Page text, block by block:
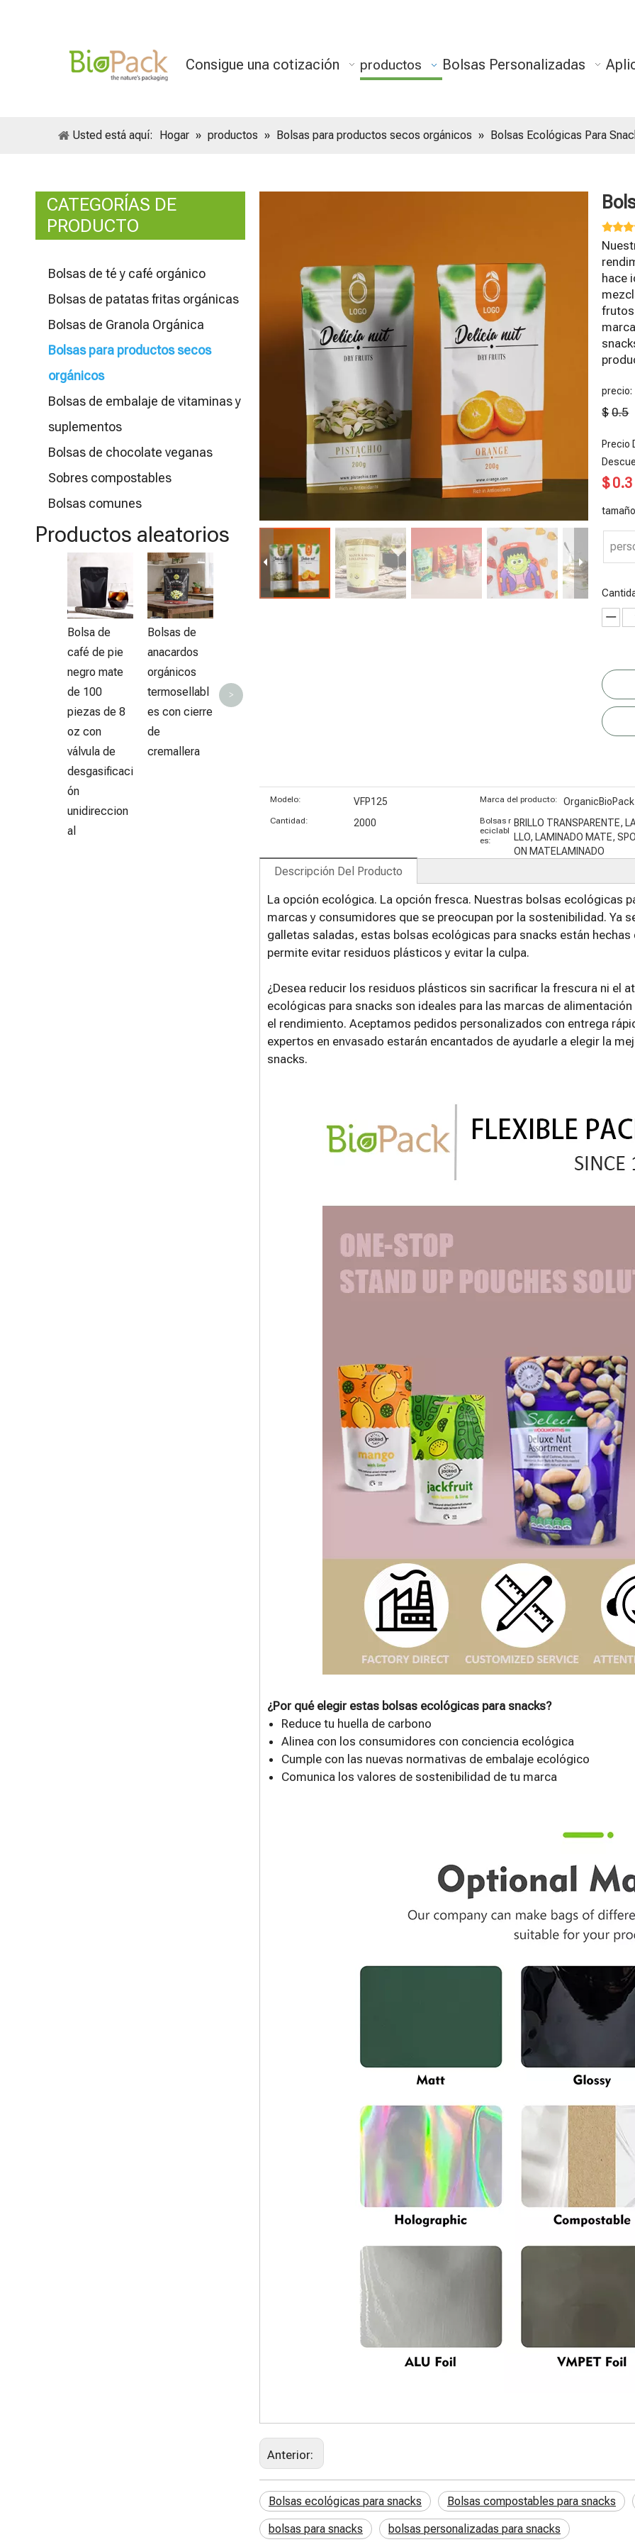
Consigue una cotización productos Bolsas Personalizadas
Usted está aquí: Hogar » productos » Bolsas para productos secos orgánicos » Bolsas Ecológicas Para
CATEGORÍAS DE
PRODUCTO
Bolsas de té y café orgánico
Bolsas de patatas fritas orgánicas
Bolsas de Granola Orgánica
Bolsas para productos secos
orgánicos
Bolsas de embalaje de vitaminas y
suplementos
Bolsas de chocolate veganas
Sobres compostables
Bolsas comunes
Productos aleatorios
Bolsa de
café de pie
negro mate
de 100
piezas de 8
oz con
válvula de
desgasificaci
ón
unidireccion
al
Bolsas de
anacardos
orgánicos
termosellabl
es con cierre
de
cremallera
Bolsa de
embalaje de
es
compostable
Bolsas de
café
Bolsas de
embalaje de
Bolsitas de
té sin
Rollo de
película
posconsumo
>
hace
frutos
precio:
$ 0.5
Precio
$0.3
Modelo: VFP125 Marca del producto: OrganicBioPack
Cantidad: 2000
Bolsas r
eciclabl
es:
BRILLO TRANSPARENTE,
LLO, LAMINADO MATE,
ON MATELAMINADO
Descripción Del Producto
La opción ecológica. La opción fresca. Nuestras bolsas ecológicas
marcas y consumidores que se preocupan por la sostenibilidad. Ya
galletas saladas, estas bolsas ecológicas para snacks están
permite evitar residuos plásticos y evitar la culpa.
¿Desea reducir los residuos plásticos sin sacrificar la frescura ni el
ecológicas para snacks son ideales para las marcas de
el rendimiento. Aceptamos pedidos personalizados con entrega
expertos en envasado estarán encantados de ayudarle a elegir la
snacks.
¿Por qué elegir estas bolsas ecológicas para snacks?
Reduce tu huella de carbono
Alinea con los consumidores con conciencia ecológica
Cumple con las nuevas normativas de embalaje ecológico
Comunica los valores de sostenibilidad de tu marca
Anterior:
Bolsas ecológicas para snacks Bolsas compostables para snacks
bolsas para snacks bolsas personalizadas para snacks